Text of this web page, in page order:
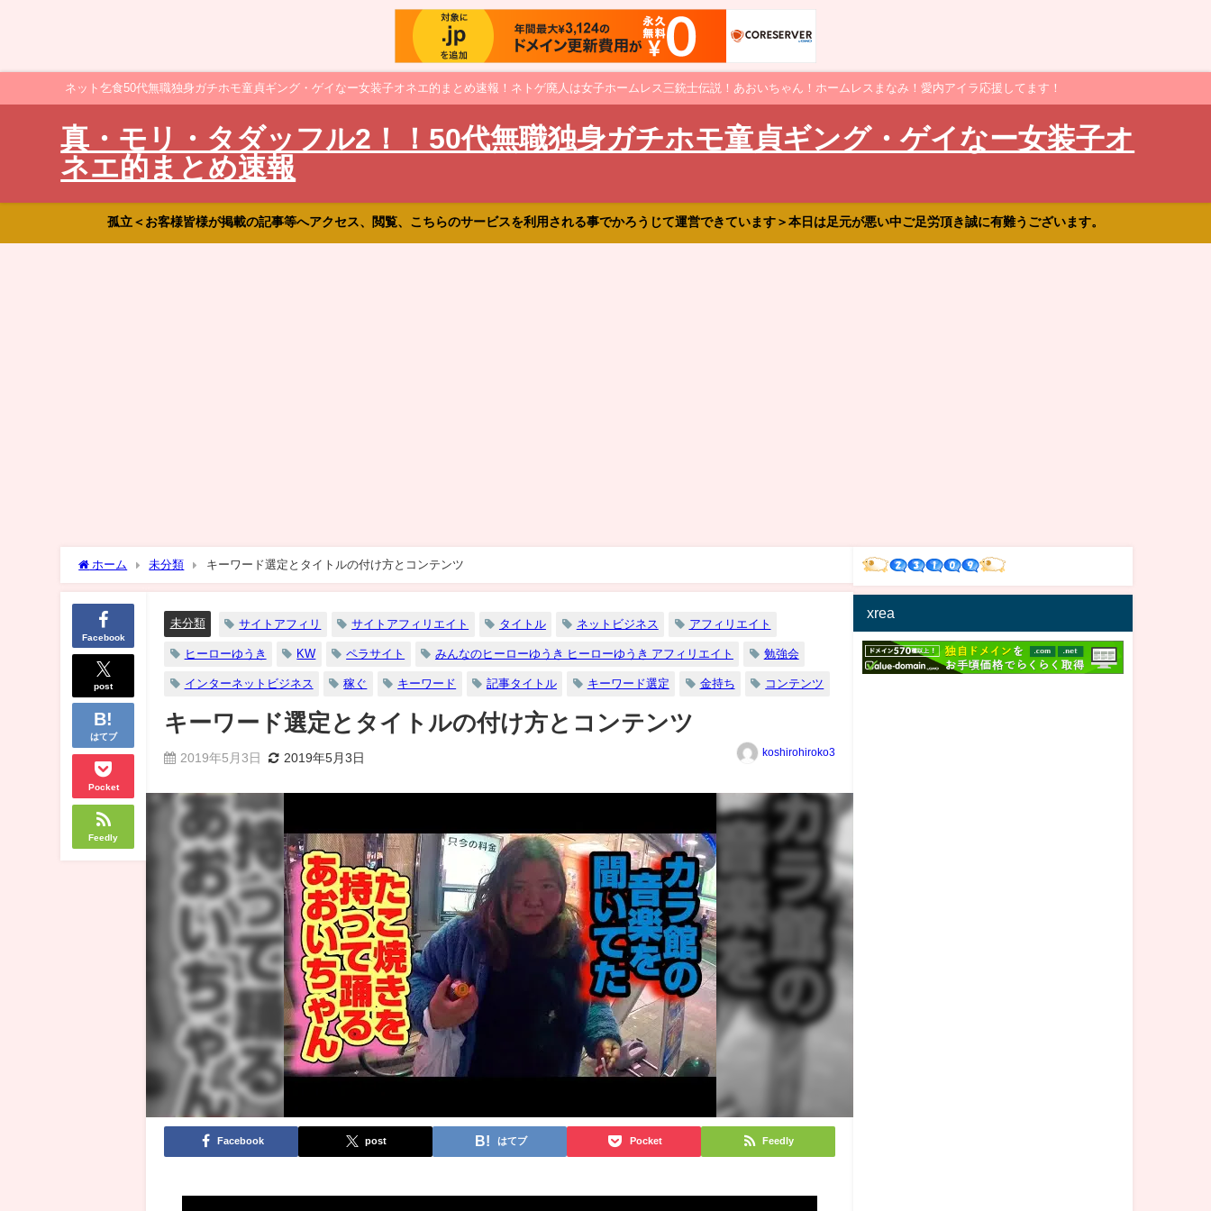
ネット乞食50代無職独身ガチホモ童貞ギング・ゲイなー女装子オネエ的まとめ速報！ネトゲ廃人は女子ホームレス三銃士伝説！あおいちゃん！ホームレスまなみ！愛内アイラ応援してます！
真・モリ・タダッフル2！！50代無職独身ガチホモ童貞ギング・ゲイなー女装子オ
ネエ的まとめ速報
孤立＜お客様皆様が掲載の記事等へアクセス、閲覧、こちらのサービスを利用される事でかろうじて運営できています＞本日は足元が悪い中ご足労頂き誠に有難うございます。
ホーム 未分類 キーワード選定とタイトルの付け方とコンテンツ
Facebook
post
はてブ
Pocket
Feedly
未分類 サイトアフィリ サイトアフィリエイト タイトル ネットビジネス アフィリエイト
ヒーローゆうき KW ペラサイト みんなのヒーローゆうき ヒーローゆうき アフィリエイト 勉強会
インターネットビジネス 稼ぐ キーワード 記事タイトル キーワード選定 金持ち コンテンツ
キーワード選定とタイトルの付け方とコンテンツ
2019年5月3日 2019年5月3日 koshirohiroko3
Facebook post はてブ Pocket Feedly
xrea